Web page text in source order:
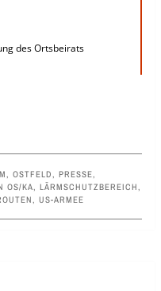
des Ortsbeirats
OSTFELD PRESSE
OS/KA LÄRMSCHUTZBEREICH
US-ARMEE